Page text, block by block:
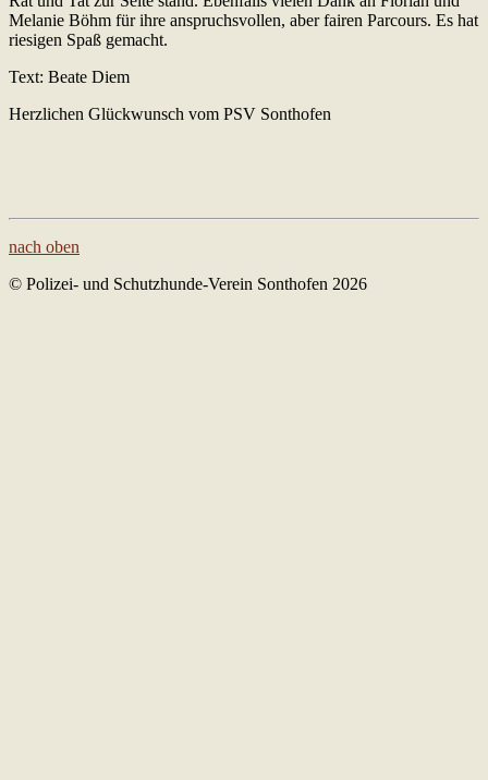
Melanie Böhm für ihre anspruchsvollen, aber fairen Parcours. Es hat
riesigen Spaß gemacht.
Text: Beate Diem
Herzlichen Glückwunsch vom PSV Sonthofen
nach oben
© Polizei- und Schutzhunde-Verein Sonthofen 2026